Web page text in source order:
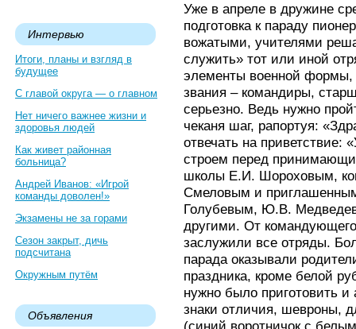
Интервью
Итоги, планы и взгляд в
будущее
С главой округа — о главном
Нет ничего важнее жизни и
здоровья людей
Как живет районная
больница?
Андрей Иванов: «Игрой
команды доволен!»
Экзамены не за горами
Сезон закрыт, дичь
подсчитана
Окружным путём
Объявления
Уже в апреле в дружине
подготовка к параду
вожатыми, учителями
служить» тот или иной
элементы военной формы,
звания – командиры,
серьезно. Ведь нужно
чеканя шаг, рапортуя:
отвечать на приветствие:
строем перед
школы Е.И. Шороховым,
Смеловым и
Голубевым, Ю.В.
другими. От
заслужили все отряды.
парада оказывали
праздника, кроме белой
нужно было приготовить и
знаки отличия, шевроны,
(синий воротничок с